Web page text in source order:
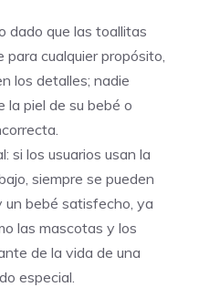
dado que las toallitas
cualquier propósito,
los detalles; nadie
la piel de su bebé o
si los usuarios usan la
siempre se pueden
bebé satisfecho, ya
las mascotas y los
de la vida de una
especial.